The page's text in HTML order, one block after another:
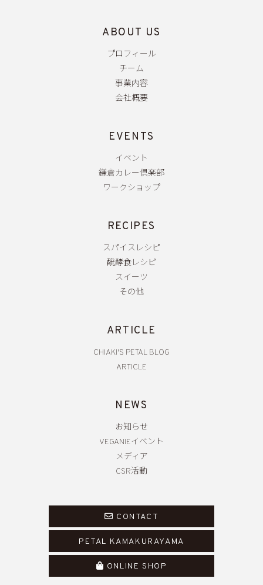
ABOUT US
プロフィール
チーム
事業内容
会社概要
EVENTS
イベント
鎌倉カレー倶楽部
ワークショップ
RECIPES
スパイスレシピ
醗酵食レシピ
スイーツ
その他
ARTICLE
CHIAKI'S PETAL BLOG
ARTICLE
NEWS
お知らせ
VEGANIEイベント
メディア
CSR活動
CONTACT
PETAL KAMAKURAYAMA
ONLINE SHOP